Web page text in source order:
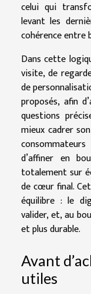
celui qui
levant les
cohérence entre
Dans cette
visite, de
de
proposés, afin
questions
mieux cadrer
d’affiner en
totalement sur
de cœur final.
équilibre : le
valider, et, au
et plus durable.
Avant
utiles